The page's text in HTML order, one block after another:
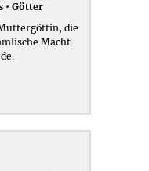
• Götter
die
Macht